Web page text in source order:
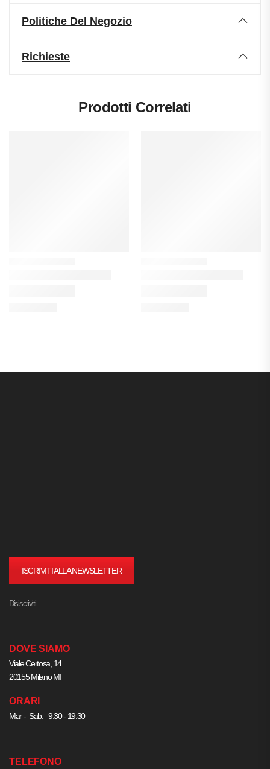
Politiche Del Negozio
Richieste
Prodotti Correlati
ISCRIVITI ALLA NEWSLETTER
Disiscriviti
DOVE SIAMO
Viale Certosa, 14
20155 Milano MI
ORARI
Mar - Sab: 9:30 - 19:30
TELEFONO